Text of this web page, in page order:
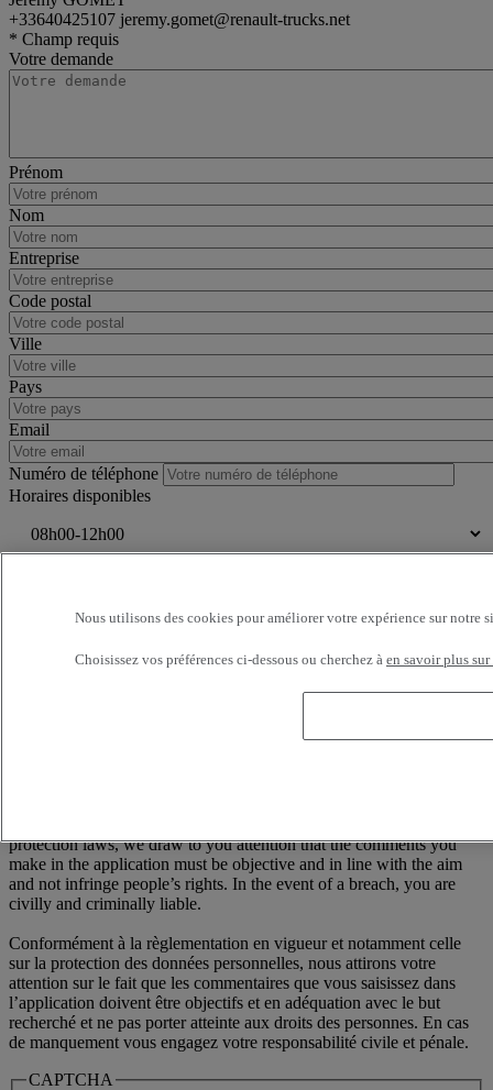
+33640425107 jeremy.gomet@renault-trucks.net
rigid
Renault Trucks D
* Champ requis
Votre demande
Prénom
Nom
Entreprise
Code postal
Ville
Pays
Email
Numéro de téléphone
Horaires disponibles
Conformément à la loi française Informatique et Libertés n°78-17 du
6 janvier 1978, modifiée par la loi n°2004-810 du 6 août 2004, vous
disposez à tout moment d'un droit d'accès, de rectification et de
suppression des informations nominatives vous concernant, sans
protection laws, we draw to you attention that the comments you
make in the application must be objective and in line with the aim
and not infringe people’s rights. In the event of a breach, you are
civilly and criminally liable.
Conformément à la règlementation en vigueur et notamment celle
sur la protection des données personnelles, nous attirons votre
attention sur le fait que les commentaires que vous saisissez dans
l’application doivent être objectifs et en adéquation avec le but
recherché et ne pas porter atteinte aux droits des personnes. En cas
de manquement vous engagez votre responsabilité civile et pénale.
CAPTCHA
Nous utilisons des cookies pour améliorer votre expérience sur notre
Choisissez vos préférences ci-dessous ou cherchez à en savoir plus